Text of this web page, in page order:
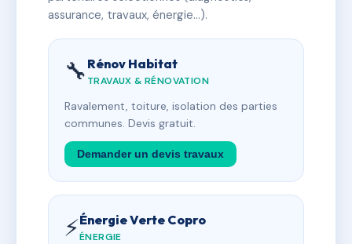
assurance, travaux, énergie…).
🔧 Rénov Habitat
TRAVAUX & RÉNOVATION
Ravalement, toiture, isolation des parties
communes. Devis gratuit.
Demander un devis travaux
⚡Énergie Verte Copro
ÉNERGIE